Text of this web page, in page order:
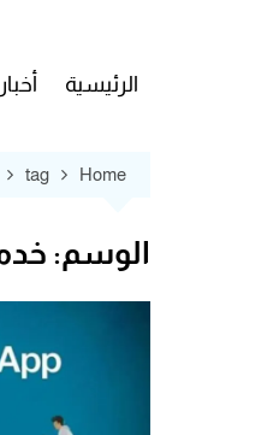
الرئيسية أخبار
Home
tag
الوسم: